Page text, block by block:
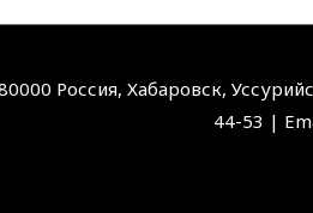
Россия, Хабаровск,
44-53 |